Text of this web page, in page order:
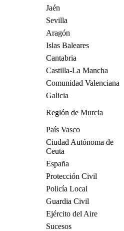
Jaén
Sevilla
Aragón
Islas Baleares
Cantabria
Castilla-La Mancha
Comunidad Valenciana
Galicia
Región de Murcia
País Vasco
Ciudad Autónoma de
Ceuta
España
Protección Civil
Policía Local
Guardia Civil
Ejército del Aire
Sucesos